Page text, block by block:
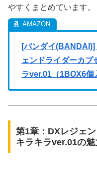
やすくまとめています。
[バンダイ
ェンドライダーカプ
ラver.01（1BOX6個
第1章：DXレジェ
キラキラver.01の